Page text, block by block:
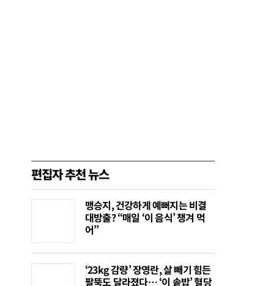
편집자 추천 뉴스
맹승지, 건강하게 예뻐지는 비결
대방출? “매일 ‘이 음식’ 챙겨 먹
어”
‘23kg 감량’ 장영란, 살 빼기 힘든
팔뚝도 달라졌다… ‘이 솥밥’ 혈당